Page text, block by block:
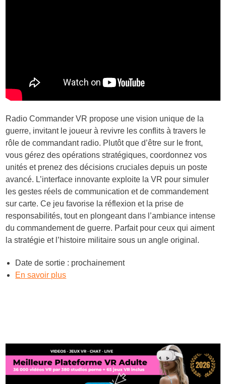
Radio Commander VR propose une vision unique de la
guerre, invitant le joueur à revivre les conflits à travers le
rôle de commandant radio. Plutôt que d’être sur le front,
vous gérez des opérations stratégiques, coordonnez vos
unités et prenez des décisions cruciales depuis un poste
avancé. L’interface innovante exploite la VR pour simuler
les gestes réels de communication et de commandement
sur carte. Ce jeu favorise la réflexion et la prise de
responsabilités, tout en plongeant dans l’ambiance intense
du commandement de guerre. Parfait pour ceux qui aiment
la stratégie et l’histoire militaire sous un angle original.
Date de sortie : prochainement
En savoir plus